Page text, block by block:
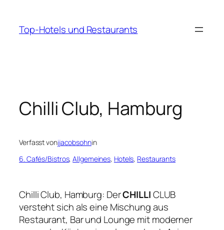
springen
Top-Hotels und Restaurants
Chilli Club, Hamburg
Verfasst vonjjacobsohnin
6. Cafés/Bistros, Allgemeines, Hotels, Restaurants
Chilli Club, Hamburg: DerCHILLICLUB
versteht sich als eine Mischung aus
Restaurant, Bar und Lounge mit moderner